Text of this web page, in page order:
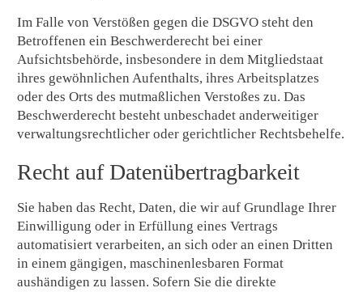
Im Falle von Verstößen gegen die DSGVO steht den
Betroffenen ein Beschwerderecht bei einer
Aufsichtsbehörde, insbesondere in dem Mitgliedstaat
ihres gewöhnlichen Aufenthalts, ihres Arbeitsplatzes
oder des Orts des mutmaßlichen Verstoßes zu. Das
Beschwerderecht besteht unbeschadet anderweitiger
verwaltungsrechtlicher oder gerichtlicher Rechtsbehelfe.
Recht auf Daten­übertrag­barkeit
Sie haben das Recht, Daten, die wir auf Grundlage Ihrer
Einwilligung oder in Erfüllung eines Vertrags
automatisiert verarbeiten, an sich oder an einen Dritten
in einem gängigen, maschinenlesbaren Format
aushändigen zu lassen. Sofern Sie die direkte